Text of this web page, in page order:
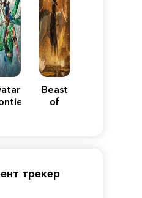
Beast
of
трекер